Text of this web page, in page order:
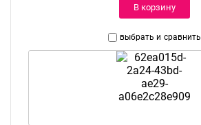
В корзину
выбрать и сравнить